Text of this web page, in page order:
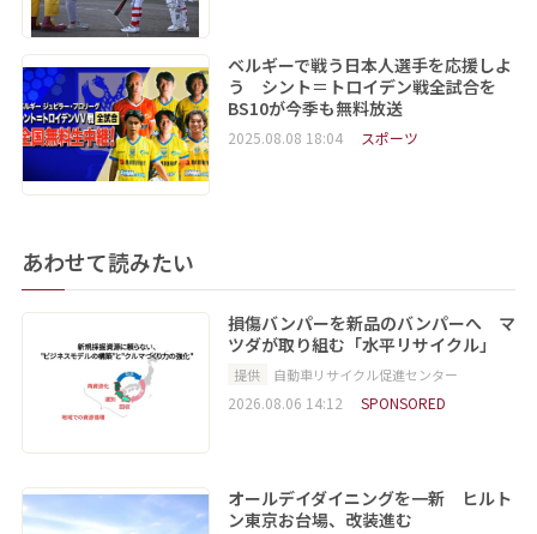
ベルギーで戦う日本人選手を応援しよ
う シント＝トロイデン戦全試合を
BS10が今季も無料放送
2025.08.08 18:04 スポーツ
あわせて読みたい
損傷バンパーを新品のバンパーへ マ
ツダが取り組む「水平リサイクル」
提供 自動車リサイクル促進センター
2026.08.06 14:12 SPONSORED
オールデイダイニングを一新 ヒルト
ン東京お台場、改装進む